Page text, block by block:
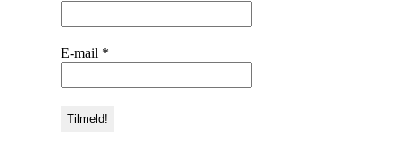
E-mail *